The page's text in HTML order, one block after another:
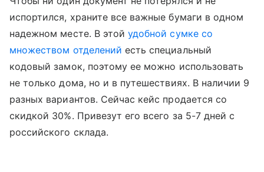
испортился, храните все важные бумаги в одном
надежном месте. В этойудобной сумке со
множеством отделений есть специальный
кодовый замок, поэтому ее можно использовать
не только дома, но и в путешествиях. В наличии 9
разных вариантов. Сейчас кейс продается со
скидкой 30%. Привезут его всего за 5-7 дней с
российского склада.